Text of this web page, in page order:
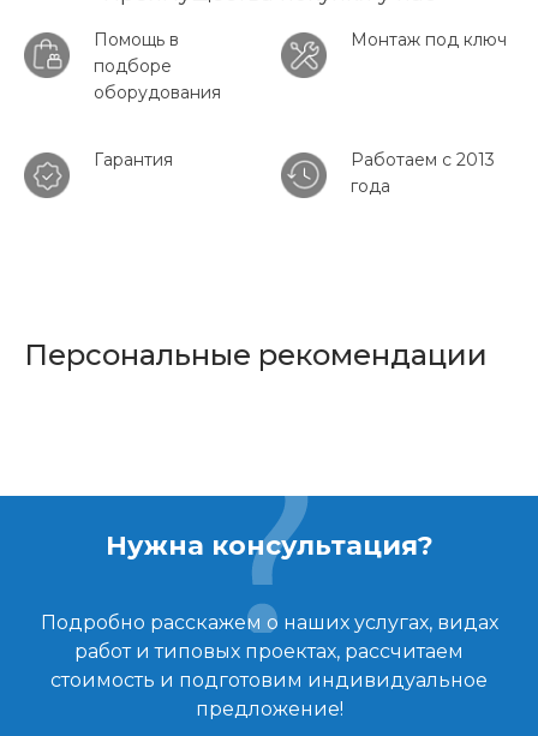
Помощь в
подборе
оборудования
Монтаж под ключ
Гарантия
Работаем с 2013
года
Персональные рекомендации
Нужна консультация?
Подробно расскажем о наших услугах, видах
работ и типовых проектах, рассчитаем
стоимость и подготовим индивидуальное
предложение!